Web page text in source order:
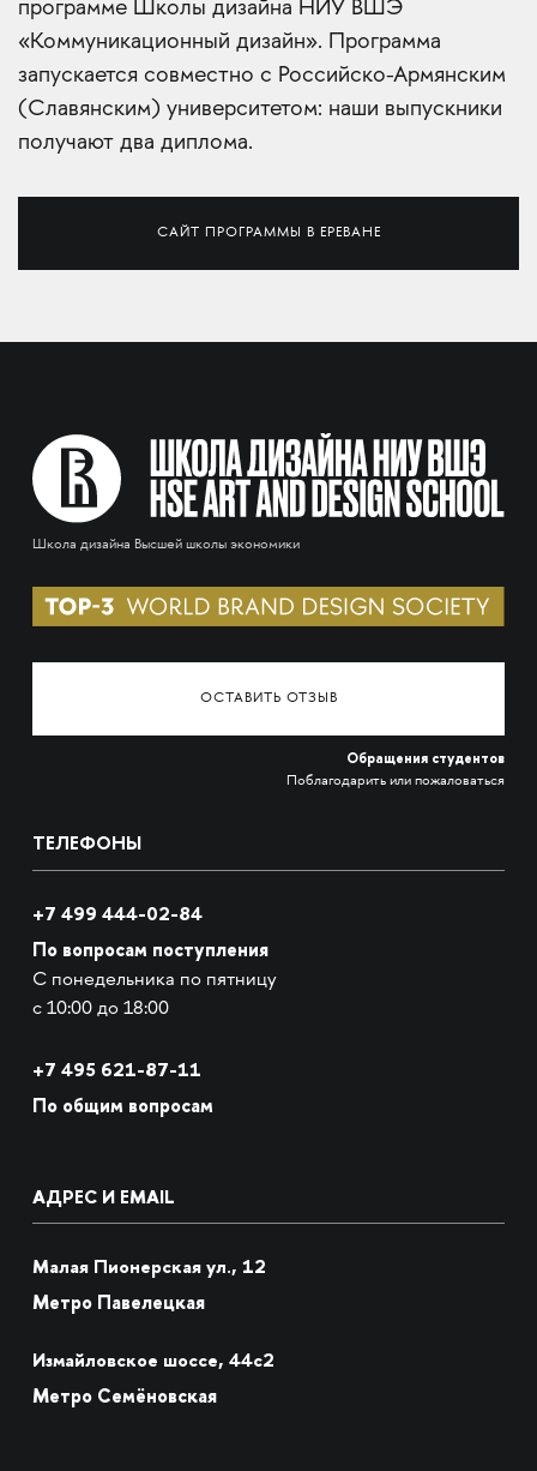
программе Школы дизайна НИУ ВШЭ
«Коммуникационный дизайн». Программа
запускается совместно с Российско-Армянским
(Славянским) университетом: наши выпускники
получают два диплома.
САЙТ ПРОГРАММЫ В ЕРЕВАНЕ
Школа дизайна Высшей школы экономики
ОСТАВИТЬ ОТЗЫВ
Обращения студентов
Поблагодарить или пожаловаться
ТЕЛЕФОНЫ
+7 499 444-02-84
По вопросам поступления
С понедельника по пятницу
с 10:00 до 18:00
+7 495 621-87-11
По общим вопросам
АДРЕС И EMAIL
Малая Пионерская ул., 12
Метро Павелецкая
Измайловское шоссе, 44с2
Метро Семёновская